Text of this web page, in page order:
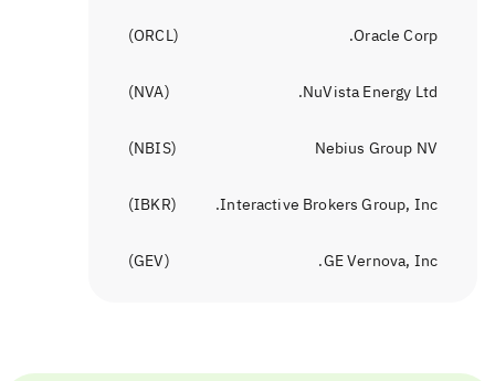
Oracle Corp.
(
ORCL
)
NuVista Energy Ltd.
(
NVA
)
Nebius Group NV
(
NBIS
)
Interactive Brokers Group, Inc.
(
IBKR
)
GE Vernova, Inc.
(
GEV
)